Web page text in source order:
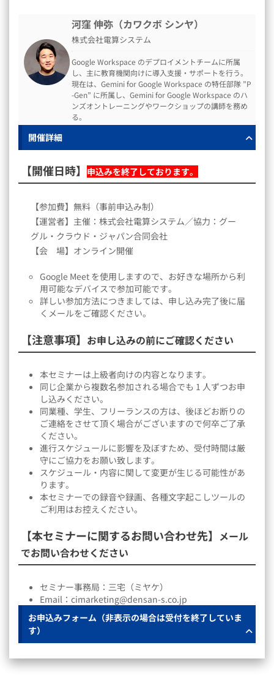
河窪 伸弥（カワクボ シンヤ）
株式会社電算システム
Google Workspace のデプロイメントチームに所属
し、主に教育機関向けに導入支援・サポートを行う。
現在は、Gemini for Google Workspace の特任部隊 ”P
-Gen” に所属し、Gemini for Google Workspace のハ
ンズオントレーニングやワークショップの講師を務め
る。
開催詳細
【開催日時】 申込みを終了しております。
【参加費】無料（事前申込み制）
【運営者】主催：株式会社電算システム／協力：グー
グル・クラウド・ジャパン合同会社
【会 場】オンライン開催
Google Meet を使用しますので、お好きな場所から利
用可能なデバイスで参加可能です。
詳しい参加方法につきましては、申し込み完了後に届
くメールをご確認ください。
【注意事項】 お申し込みの前にご確認ください
本セミナーは上級者向けの内容となります。
同じ企業から複数名参加される場合でも 1 人ずつお申
し込みください。
同業種、学生、フリーランスの方は、後ほどお断りの
ご連絡をさせて頂く場合がございますので何卒ご了承
ください。
進行スケジュールに影響を及ぼすため、受付時間は厳
守にご協力をお願い致します。
スケジュール・内容に関して変更が生じる可能性があ
ります。
本セミナーでの録音や録画、各種文字起こしツールの
ご利用はお控えください。
【本セミナーに関するお問い合わせ先】 メール
でお問い合わせください
セミナー事務局：三宅（ミヤケ）
Email：cimarketing@densan-s.co.jp
お申込みフォーム（非表示の場合は受付を終了していま
す）